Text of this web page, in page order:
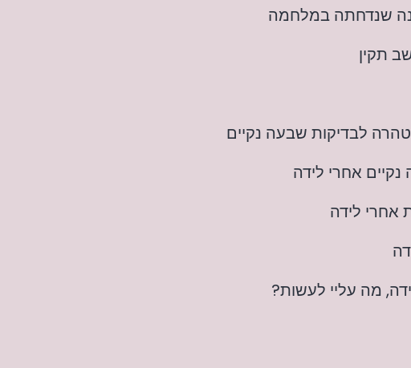
שנדחתה במלחמה
תקין
לבדיקות שבעה נקיים
אחרי לידה
אחרי לידה
מה עליי לעשות?